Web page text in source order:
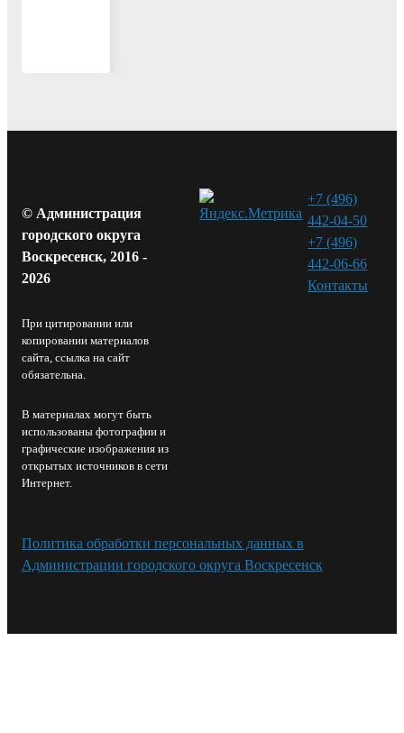
© Администрация
городского округа
Воскресенск, 2016 -
2026
При цитировании или
копировании материалов
сайта, ссылка на сайт
обязательна.
В материалах могут быть
использованы фотографии и
графические изображения из
открытых источников в сети
Интернет.
+7 (496)
442-04-50
+7 (496)
442-06-66
Контакты⁠
Политика обработки персональных данных в
Администрации городского округа Воскресенск